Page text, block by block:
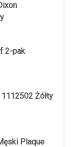
2-pak
Żółty
Plaque